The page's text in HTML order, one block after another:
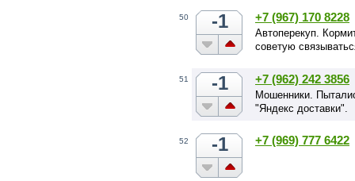
50 -1 +7 (967) 170 8228
Автоперекуп.
советую
51 -1 +7 (962) 242 3856
Мошенники.
"Яндекс доставки".
52 -1 +7 (969) 777 6422